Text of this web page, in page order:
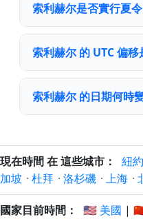
索利赫尔是否實行夏
索利赫尔 的 UTC 偏移
索利赫尔 的日期何時
現在時間 在 這些城市： 紐
加坡 · 杜拜 · 洛杉磯 · 上海 ·
國家目前時間： 🇺🇸 美國 |